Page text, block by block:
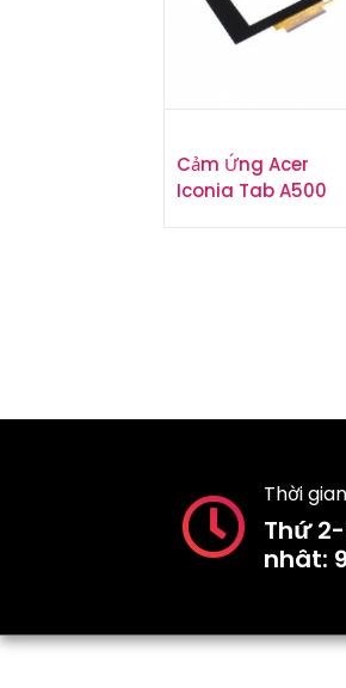
Cảm Ứng Acer
Iconia Tab A500
Thời
Thứ
nhât: